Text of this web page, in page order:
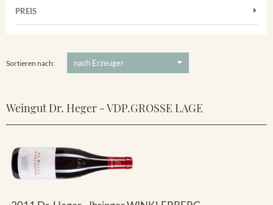
Riesling
Vorderer Winklerberg
Winklerberg Hinter Winklen
PREIS
Sortieren nach:
Weingut Dr. Heger - VDP.GROSSE LAGE